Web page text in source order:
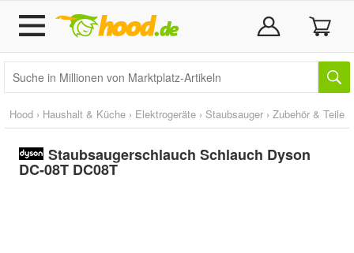
Hood › Haushalt & Küche › Elektrogeräte › Staubsauger › Zubehör & Teile
Staubsaugerschlauch Schlauch Dyson
DC-08T DC08T